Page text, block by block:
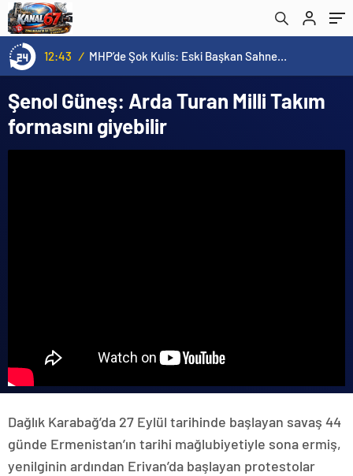
12:43 / MHP’de Şok Kulis: Eski Başkan Sahnede! Korkmaz Yol Vermiyor
Şenol Güneş: Arda Turan Milli Takım
formasını giyebilir
Dağlık Karabağ’da 27 Eylül tarihinde başlayan savaş 44
günde Ermenistan’ın tarihi mağlubiyetiyle sona ermiş,
yenilginin ardından Erivan’da başlayan protestolar